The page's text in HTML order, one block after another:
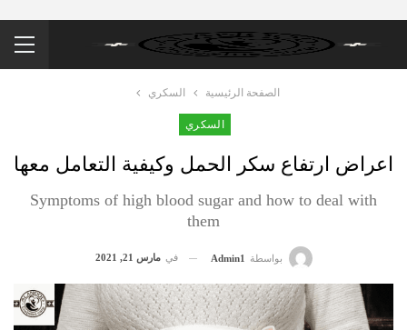
الصفحة الرئيسية السكري
السكري
اعراض ارتفاع سكر الحمل وكيفية التعامل معها
Symptoms of high blood sugar and how to deal with
them
بواسطة Admin1 في مارس 21, 2021